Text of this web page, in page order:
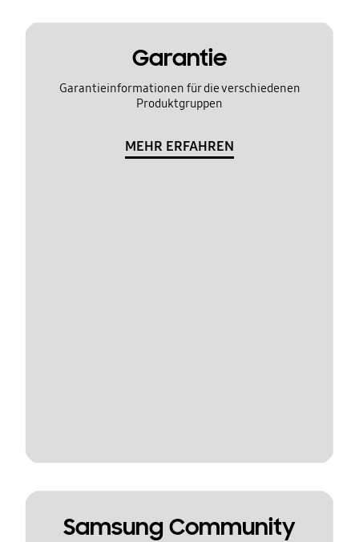
Garantie
Garantieinformationen für die verschiedenen
Produktgruppen
MEHR ERFAHREN
Samsung Community